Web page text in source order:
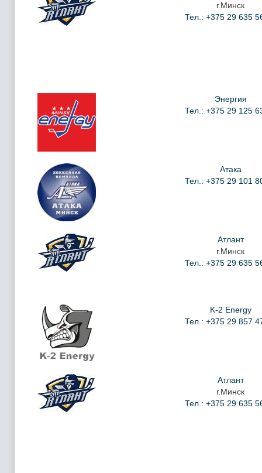
г.Минск
Тел.: +375 29 635
Энергия
Тел.: +375 29 125
Атака
Тел.: +375 29 101
Атлант
г.Минск
Тел.: +375 29 635
K-2 Energy
Тел.: +375 29 857
Атлант
г.Минск
Тел.: +375 29 635